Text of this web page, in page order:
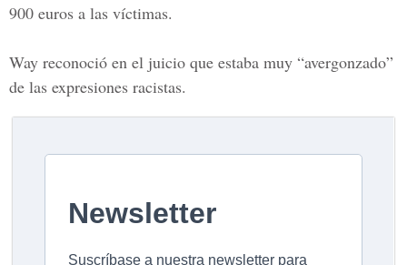
900 euros a las víctimas.
Way reconoció en el juicio que estaba muy “avergonzado”
de las expresiones racistas.